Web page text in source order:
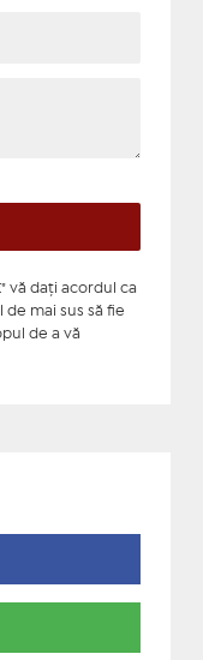
vă daţi acordul ca
mai sus să fie
de a vă